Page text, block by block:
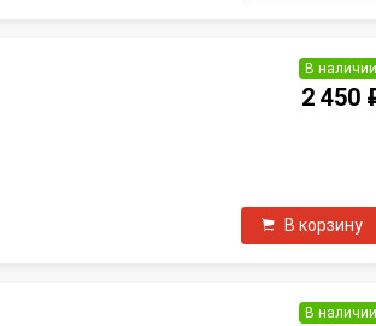
В наличии
2 450
В корзину
В наличии